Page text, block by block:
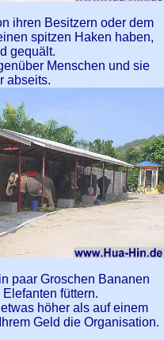
ihren Besitzern oder dem
spitzen Haken haben,
gequält.
Menschen und sie
abseits.
paar Groschen Bananen
füttern.
höher als auf einem
Geld die Organisation.